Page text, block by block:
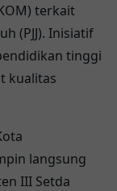
terkait
(PJJ). Inisiatif
tinggi
kualitas
langsung
III Setda